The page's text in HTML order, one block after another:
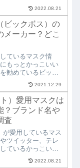
ランド名や性能、
ョップなどを調査
2022.08.21
ビックボス）の
メーカー？どこ
ているマスク情
もっとかっこいい
勧めているビック
督ですが、インス
スク画像がカッコ
マスクの詳細やメ
可能なショップに
した！
2021.12.29
）愛用マスクは
？ブランド名や
査
が愛用しているマス
ツイッター、テレ
ているかっこいい
ド名や購入方法
）などを詳しく調
2022.08.21